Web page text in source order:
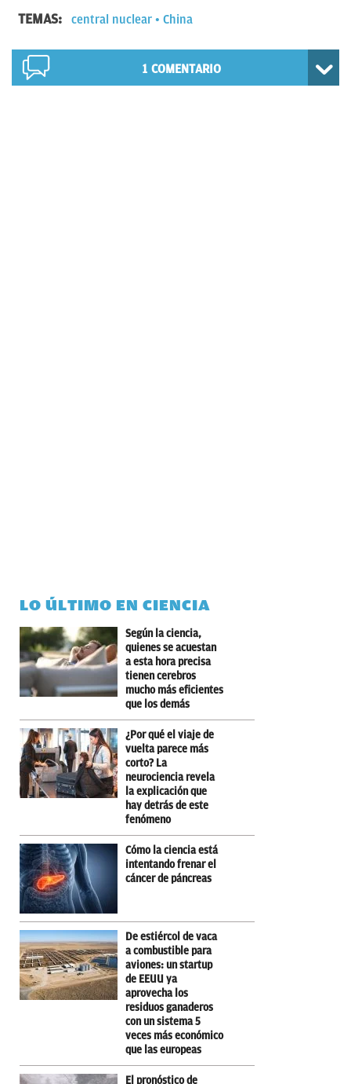
TEMAS: central nuclear China
1 COMENTARIO
LO ÚLTIMO EN CIENCIA
Según la ciencia,
quienes se acuestan
a esta hora precisa
tienen cerebros
mucho más eficientes
que los demás
¿Por qué el viaje de
vuelta parece más
corto? La
neurociencia revela
la explicación que
hay detrás de este
fenómeno
Cómo la ciencia está
intentando frenar el
cáncer de páncreas
De estiércol de vaca
a combustible para
aviones: un startup
de EEUU ya
aprovecha los
residuos ganaderos
con un sistema 5
veces más económico
que las europeas
El pronóstico de